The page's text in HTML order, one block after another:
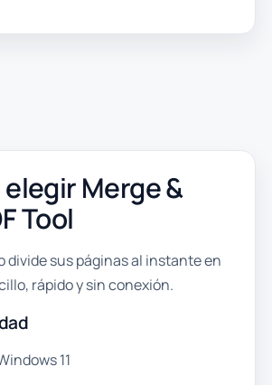
elegir Merge &
Tool
divide sus páginas al instante en
rápido y sin conexión.
11